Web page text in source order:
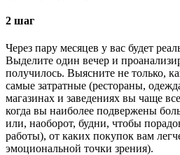
2 шаг
Через пару месяцев у вас будет
Выделите один вечер и
получилось. Выясните не только,
самые затратные (рестораны,
магазинах и заведениях вы чаще
когда вы наиболее подвержены
или, наоборот, будни, чтобы
работы), от каких покупок вам
эмоциональной точки зрения).